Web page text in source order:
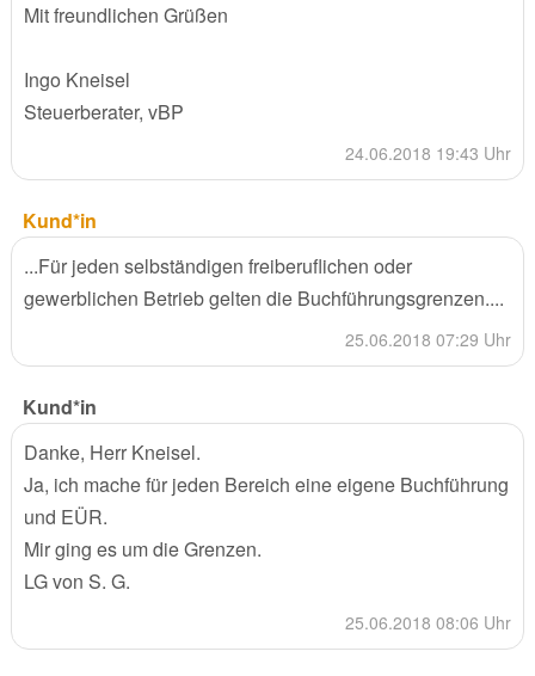
Mit freundlichen Grüßen
Ingo Kneisel
Steuerberater, vBP
24.06.2018 19:43 Uhr
Kund*in
...Für jeden selbständigen freiberuflichen oder
gewerblichen Betrieb gelten die Buchführungsgrenzen....
25.06.2018 07:29 Uhr
Kund*in
Danke, Herr Kneisel.
Ja, ich mache für jeden Bereich eine eigene Buchführung
und EÜR.
Mir ging es um die Grenzen.
LG von S. G.
25.06.2018 08:06 Uhr